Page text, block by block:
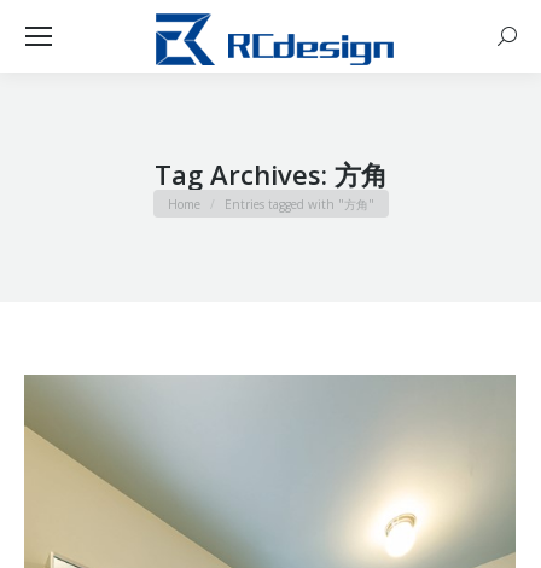
Tag Archives: 方角
You are here:
Home Entries tagged with "方角"